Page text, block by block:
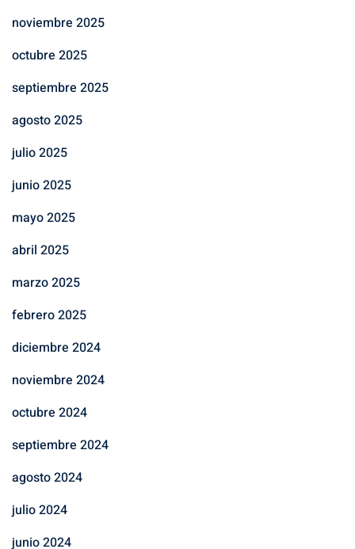
noviembre 2025
octubre 2025
septiembre 2025
agosto 2025
julio 2025
junio 2025
mayo 2025
abril 2025
marzo 2025
febrero 2025
diciembre 2024
noviembre 2024
octubre 2024
septiembre 2024
agosto 2024
julio 2024
junio 2024